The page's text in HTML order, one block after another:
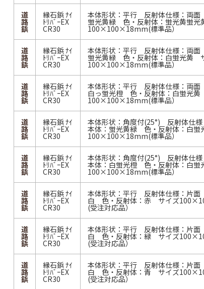
道
路
鋲
縁石鋲 ﾅｲ
ﾄﾘﾊﾞｰEX
CR30
本体形状：平行 反射体仕様：両面
蛍光黄緑 色・反射体：蛍光黄蛍
100×100×18mm(標準品）
道
路
鋲
縁石鋲 ﾅｲ
ﾄﾘﾊﾞｰEX
CR30
本体形状：平行 反射体仕様：両面
蛍光黄緑 色・反射体：白蛍光黄
100×100×18mm(標準品）
道
路
鋲
縁石鋲 ﾅｲ
ﾄﾘﾊﾞｰEX
CR30
本体形状：平行 反射体仕様：両面
白っ蛍光橙 色・反射体：白蛍光
100×100×18mm(標準品）
道
路
鋲
縁石鋲 ﾅｲ
ﾄﾘﾊﾞｰEX
CR30
本体形状：角度付(25°) 反射体仕
本体：蛍光黄緑 色・反射体：白
100×100×18mm(標準品）
道
路
鋲
縁石鋲 ﾅｲ
ﾄﾘﾊﾞｰEX
CR30
本体形状：角度付(25°) 反射体仕
本体：白蛍光橙 色・反射体：白
100×100×18mm(標準品）
道
路
鋲
縁石鋲 ﾅｲ
ﾄﾘﾊﾞｰEX
CR30
本体形状：平行 反射体仕様：片面
白 色・反射体：赤 サイズ
(受注対応品）
道
路
鋲
縁石鋲 ﾅｲ
ﾄﾘﾊﾞｰEX
CR30
本体形状：平行 反射体仕様：片面
白 色・反射体：緑 サイズ
(受注対応品）
道
路
鋲
縁石鋲 ﾅｲ
ﾄﾘﾊﾞｰEX
CR30
本体形状：平行 反射体仕様：片面
白 色・反射体：青 サイズ
(受注対応品）